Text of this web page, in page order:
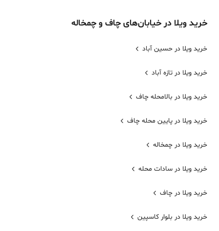
خرید ویلا در خیابان‌های چاف و چمخاله
خرید ویلا در حسین آباد
خرید ویلا در تازه آباد
خرید ویلا در بالامحله چاف
خرید ویلا در پایین محله چاف
خرید ویلا در چمخاله
خرید ویلا در سادات محله
خرید ویلا در چاف
خرید ویلا در بلوار کاسپین